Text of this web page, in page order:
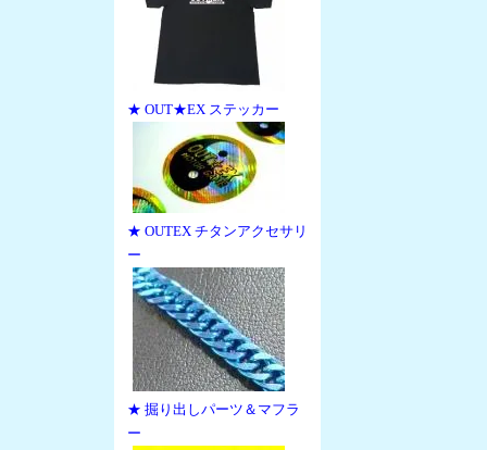
★ OUT★EX ステッカー
★ OUTEX チタンアクセサリ
ー
★ 掘り出しパーツ＆マフラ
ー